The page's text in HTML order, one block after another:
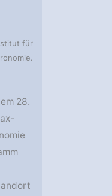
für
28.